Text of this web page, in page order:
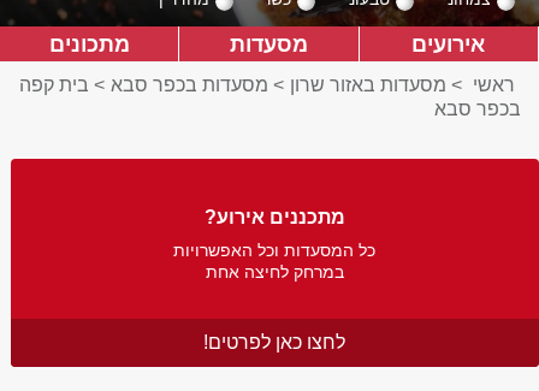
אירועים מסעדות מתכונים
ראשי > מסעדות באזור שרון > מסעדות בכפר סבא > בית קפה
בכפר סבא
מתכננים אירוע?
כל המסעדות וכל האפשרויות
במרחק לחיצה אחת
לחצו כאן לפרטים!